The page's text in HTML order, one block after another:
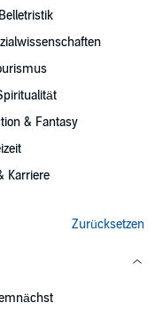
& Fantasy
Karriere
Zurücksetzen